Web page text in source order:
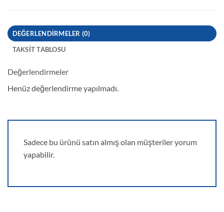
DEĞERLENDIRMELER (0)
TAKSIT TABLOSU
Değerlendirmeler
Henüz değerlendirme yapılmadı.
Sadece bu ürünü satın almış olan müşteriler yorum
yapabilir.